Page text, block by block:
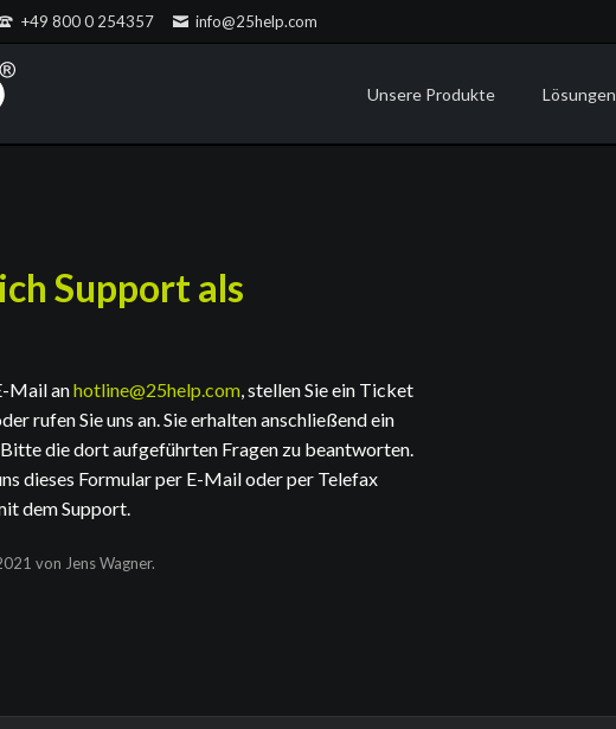
+49 800 0 254357 info@25help.com
Unsere Produkte Lösungen
Support als
Mail anhotline@25help.com, stellen Sie ein Ticket
rufen Sie uns an. Sie erhalten anschließend ein
die dort aufgeführten Fragen zu beantworten.
dieses Formular per E-Mail oder per Telefax
dem Support.
von Jens Wagner.